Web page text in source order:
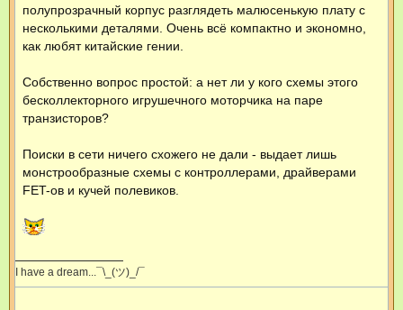
полупрозрачный корпус разглядеть малюсенькую плату с
несколькими деталями. Очень всё компактно и экономно,
как любят китайские гении.
Собственно вопрос простой: а нет ли у кого схемы этого
бесколлекторного игрушечного моторчика на паре
транзисторов?
Поиски в сети ничего схожего не дали - выдает лишь
монстрообразные схемы с контроллерами, драйверами
FET-ов и кучей полевиков.
I have a dream...¯\_(ツ)_/¯